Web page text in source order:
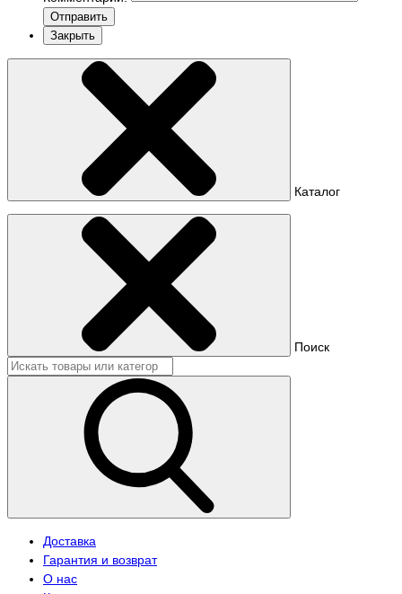
Отправить
Закрыть
Каталог
Поиск
Доставка
Гарантия и возврат
О нас